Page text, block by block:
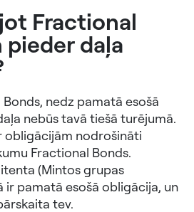
Fractional
pieder daļa
nedz pamatā esošā
nebūs tavā tiešā turējumā.
obligācijām nodrošināti
Fractional Bonds.
(Mintos grupas
ir pamatā esošā obligācija, un
tev.